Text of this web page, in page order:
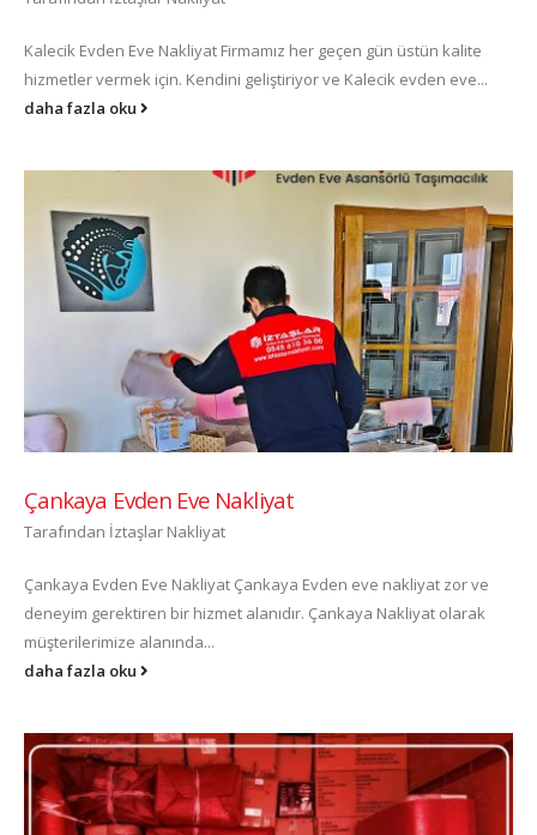
Kalecik Evden Eve Nakliyat Firmamız her geçen gün üstün kalite
hizmetler vermek için. Kendini geliştiriyor ve Kalecik evden eve...
daha fazla oku
Çankaya Evden Eve Nakliyat
Tarafından İztaşlar Nakliyat
Çankaya Evden Eve Nakliyat Çankaya Evden eve nakliyat zor ve
deneyim gerektiren bir hizmet alanıdır. Çankaya Nakliyat olarak
müşterilerimize alanında...
daha fazla oku